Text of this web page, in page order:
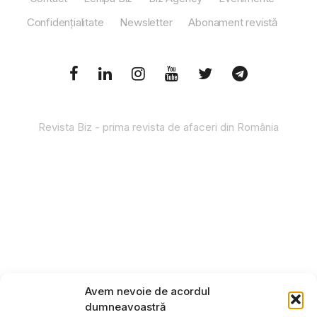
Avem nevoie de acordul
dumneavoastră
Confidențialitate
Newsletter Abonament revistă
Revista Biz - prima revista de afaceri din România